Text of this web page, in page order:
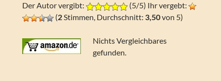
Der Autor vergibt:
(5/5) Ihr vergebt:
(2Stimmen, Durchschnitt: 3,50von 5)
Nichts Vergleichbares
gefunden.